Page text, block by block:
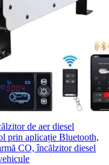
de aer diesel
prin aplicație Bluetooth,
CO, încălzitor diesel